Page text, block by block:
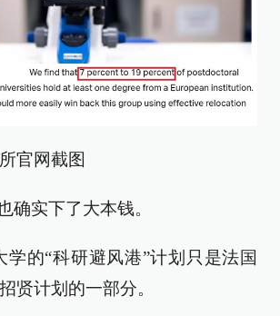
官网截图
确实下了大本钱。
学的“科研避风港”计划只是法国
贤计划的一部分。